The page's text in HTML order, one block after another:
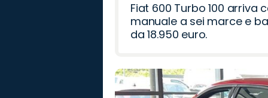
Fiat 600 Turbo 100 arriva
manuale a sei marce e
da 18.950 euro.